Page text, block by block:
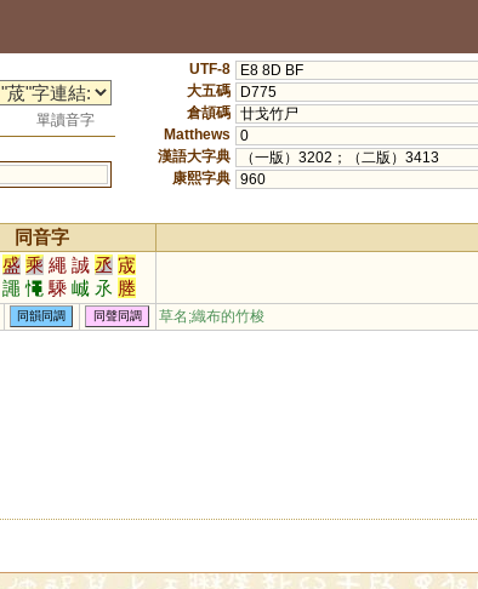
單讀音字
UTF-8
E8 8D BF
大五碼
D775
倉頡碼 廿戈竹尸
Matthews
0
漢語大字典
（一版）3202；（二版）3413
康熙字典 960
同音字
盛 乘 繩 誠 丞 宬
譝 憴 騬 峸 氶 塍
晟同韻同調 同聲同調 草名;織布的竹梭